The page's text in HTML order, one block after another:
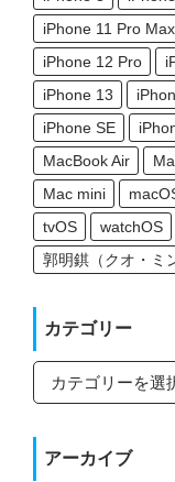
iPhone 11 Pro Max
iPhone 12 Pro
iPhone 13
iPhone SE
MacBook Air
Mac mini
tvOS
watchOS
郭明錤（クオ・ミ
カテゴリー
カ
ゴ
ー
アーカイブ